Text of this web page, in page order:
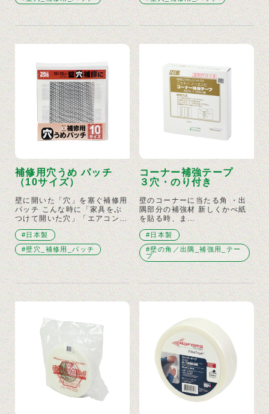
補修用穴うめ パッチ
（10サイズ）
壁に開いた「穴」を塞ぐ補修用
パッチ こんな時に「家具をぶ
つけて開いた穴」「エアコン…
#日本製
#壁穴_補修用_パッチ
コーナー補強テープ
３穴・のり付き
壁のコーナーに当たる角 ・出
隅部分の補強材 新しくかべ紙
を貼る時、ま…
#日本製
#壁の角／出隅_補強用_テー
プ